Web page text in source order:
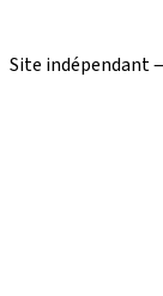
Site indépendant